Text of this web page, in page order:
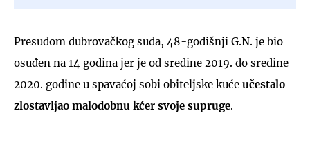
Presudom dubrovačkog suda, 48-godišnji G.N. je bio
osuđen na 14 godina jer je od sredine 2019. do sredine
2020. godine u spavaćoj sobi obiteljske kuće učestalo
zlostavljao malodobnu kćer svoje supruge.